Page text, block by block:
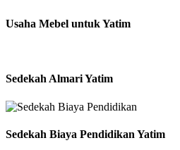
Usaha Mebel untuk Yatim
Sedekah Almari Yatim
Sedekah Biaya Pendidikan Yatim